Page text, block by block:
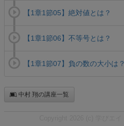
【1章1節05】絶対値とは？
【1章1節06】不等号とは？
【1章1節07】負の数の大小は？
中村 翔の講座一覧